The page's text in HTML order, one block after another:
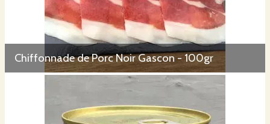
Chiffonnade de Porc Noir Gascon - 100gr